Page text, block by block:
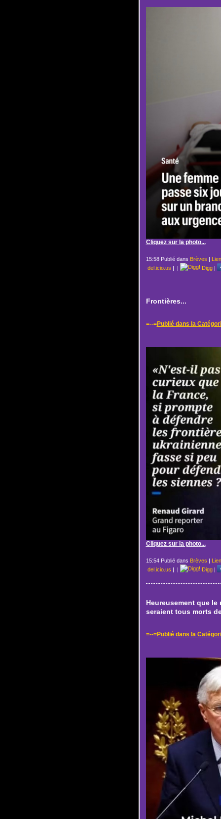
Cliquez sur la photo...
15:58 Publié dans Brèves
del.icio.us
Digg|
Frontières...
=--=Publié dans la
Cliquez sur la photo...
15:54 Publié dans Brèves |
del.icio.us | | Digg|
Heureusement que
seraient tous morts
=--=Publié dans la